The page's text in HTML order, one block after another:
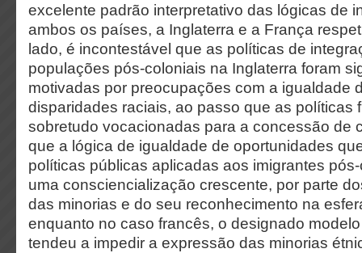
excelente padrão interpretativo das lógicas de
ambos os países, a Inglaterra e a França
lado, é incontestável que as políticas de
populações pós-coloniais na Inglaterra foram
motivadas por preocupações com a igualdade
disparidades raciais, ao passo que as políticas
sobretudo vocacionadas para a concessão de
que a lógica de igualdade de oportunidades
políticas públicas aplicadas aos imigrantes
uma consciencialização crescente, por parte
das minorias e do seu reconhecimento na
enquanto no caso francês, o designado
tendeu a impedir a expressão das minorias